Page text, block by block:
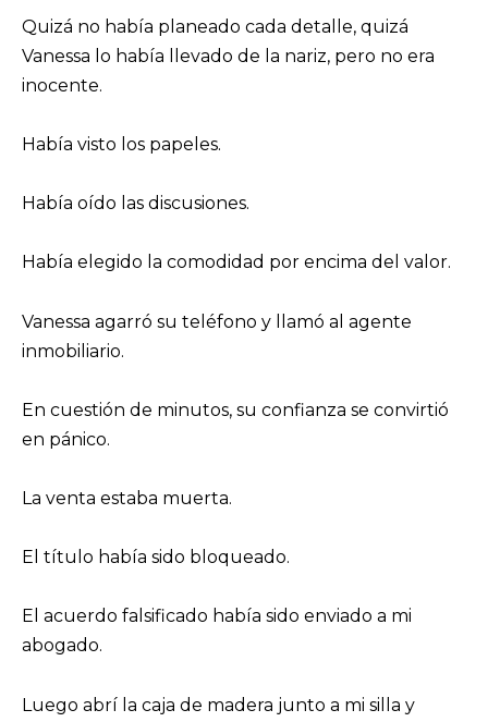
Quizá no había planeado cada detalle, quizá
Vanessa lo había llevado de la nariz, pero no era
inocente.
Había visto los papeles.
Había oído las discusiones.
Había elegido la comodidad por encima del valor.
Vanessa agarró su teléfono y llamó al agente
inmobiliario.
En cuestión de minutos, su confianza se convirtió
en pánico.
La venta estaba muerta.
El título había sido bloqueado.
El acuerdo falsificado había sido enviado a mi
abogado.
Luego abrí la caja de madera junto a mi silla y